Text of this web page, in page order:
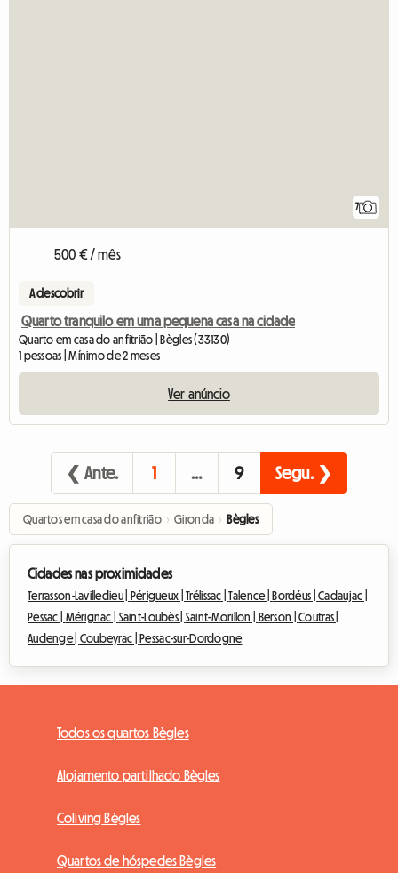
7
500 € / mês
A descobrir
Quarto tranquilo em uma pequena casa na cidade
Quarto em casa do anfitrião | Bègles (33130)
1 pessoas | Mínimo de 2 meses
Ver anúncio
❮ Ante. 1 … 9 Segu. ❯
Quartos em casa do anfitrião › Gironda › Bègles
Cidades nas proximidades
Terrasson-Lavilledieu | Périgueux |Trélissac |Talence | Bordéus |Cadaujac |
Pessac | Mérignac | Saint-Loubès | Saint-Morillon | Berson |Coutras |
Audenge | Coubeyrac | Pessac-sur-Dordogne
Todos os quartos Bègles
Alojamento partilhado Bègles
Coliving Bègles
Quartos de hóspedes Bègles